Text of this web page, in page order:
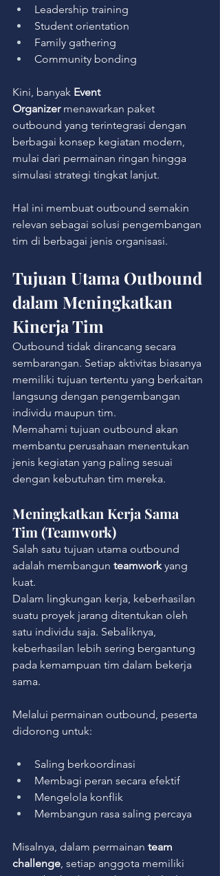
Leadership training
Student orientation
Family gathering
Community bonding
Kini, banyak Event
Organizer menawarkan paket
outbound yang terintegrasi dengan
berbagai konsep kegiatan modern,
mulai dari permainan ringan hingga
simulasi strategi tingkat lanjut.
Hal ini membuat outbound semakin
relevan sebagai solusi pengembangan
tim di berbagai jenis organisasi.
Tujuan Utama Outbound
dalam Meningkatkan
Kinerja Tim
Outbound tidak dirancang secara
sembarangan. Setiap aktivitas biasanya
memiliki tujuan tertentu yang berkaitan
langsung dengan pengembangan
individu maupun tim.
Memahami tujuan outbound akan
membantu perusahaan menentukan
jenis kegiatan yang paling sesuai
dengan kebutuhan tim mereka.
Meningkatkan Kerja Sama
Tim (Teamwork)
Salah satu tujuan utama outbound
adalah membangun teamwork yang
kuat.
Dalam lingkungan kerja, keberhasilan
suatu proyek jarang ditentukan oleh
satu individu saja. Sebaliknya,
keberhasilan lebih sering bergantung
pada kemampuan tim dalam bekerja
sama.
Melalui permainan outbound, peserta
didorong untuk:
Saling berkoordinasi
Membagi peran secara efektif
Mengelola konflik
Membangun rasa saling percaya
Misalnya, dalam permainan team
challenge, setiap anggota memiliki